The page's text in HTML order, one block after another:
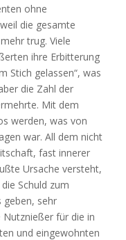
ohne
die gesamte
trug. Viele
ihre Erbitterung
Stich gelassen“, was
die Zahl der
Mit dem
werden, was von
war. All dem nicht
fast innerer
Ursache versteht,
Schuld zum
geben, sehr
Nutznießer für die in
und eingewohnten